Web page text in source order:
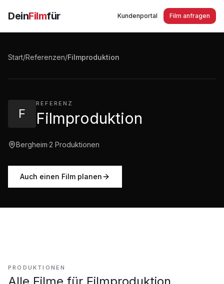
DeinFilmfür Kundenportal Film anfragen
Start/Referenzen/Filmproduktion
F
REFERENZ
Filmproduktion
Bergheim·2 Produktionen
Auch einen Film planen
Salzkotten
PRODUKTIONEN